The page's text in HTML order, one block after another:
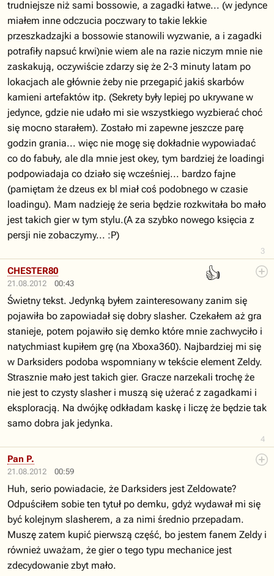
3
trudniejsze niż sami bossowie, a zagadki łatwe... (w jedynce
miałem inne odczucia poczwary to takie lekkie
przeszkadzajki a bossowie stanowili wyzwanie, a i zagadki
potrafiły napsuć krwi)nie wiem ale na razie niczym mnie nie
zaskakują, oczywiście zdarzy się że 2-3 minuty latam po
lokacjach ale głównie żeby nie przegapić jakiś skarbów
kamieni artefaktów itp. (Sekrety były lepiej po ukrywane w
jedynce, gdzie nie udało mi sie wszystkiego wyzbierać choć
się mocno starałem). Zostało mi zapewne jeszcze parę
godzin grania... więc nie mogę się dokładnie wypowiadać
co do fabuły, ale dla mnie jest okey, tym bardziej że loadingi
podpowiadaja co działo się wcześniej... bardzo fajne
(pamiętam że dzeus ex bl miał coś podobnego w czasie
loadingu). Mam nadzieję że seria będzie rozkwitała bo mało
jest takich gier w tym stylu.(A za szybko nowego księcia z
persji nie zobaczymy... :P)
21.08.2012 00:43
👍
4
CHESTER80
Świetny tekst. Jedynką byłem zainteresowany zanim się
pojawiła bo zapowiadał się dobry slasher. Czekałem aż gra
stanieje, potem pojawiło się demko które mnie zachwyciło i
natychmiast kupiłem grę (na Xboxa360). Najbardziej mi się
w Darksiders podoba wspomniany w tekście element Zeldy.
Strasznie mało jest takich gier. Gracze narzekali trochę że
nie jest to czysty slasher i muszą się użerać z zagadkami i
eksploracją. Na dwójkę odkładam kaskę i liczę że będzie tak
samo dobra jak jedynka.
21.08.2012 00:59
Pan P.
Huh, serio powiadacie, że Darksiders jest Zeldowate?
Odpuściłem sobie ten tytuł po demku, gdyż wydawał mi się
być kolejnym slasherem, a za nimi średnio przepadam.
Muszę zatem kupić pierwszą część, bo jestem fanem Zeldy i
również uważam, że gier o tego typu mechanice jest
zdecydowanie zbyt mało.